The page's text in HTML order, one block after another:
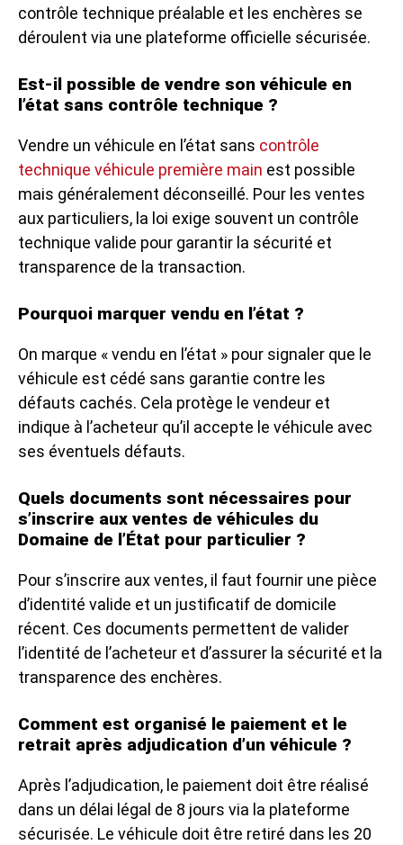
contrôle technique préalable et les enchères se
déroulent via une plateforme officielle sécurisée.
Est-il possible de vendre son véhicule en
l’état sans contrôle technique ?
Vendre un véhicule en l’état sans contrôle
technique véhicule première main est possible
mais généralement déconseillé. Pour les ventes
aux particuliers, la loi exige souvent un contrôle
technique valide pour garantir la sécurité et
transparence de la transaction.
Pourquoi marquer vendu en l’état ?
On marque « vendu en l’état » pour signaler que le
véhicule est cédé sans garantie contre les
défauts cachés. Cela protège le vendeur et
indique à l’acheteur qu’il accepte le véhicule avec
ses éventuels défauts.
Quels documents sont nécessaires pour
s’inscrire aux ventes de véhicules du
Domaine de l’État pour particulier ?
Pour s’inscrire aux ventes, il faut fournir une pièce
d’identité valide et un justificatif de domicile
récent. Ces documents permettent de valider
l’identité de l’acheteur et d’assurer la sécurité et la
transparence des enchères.
Comment est organisé le paiement et le
retrait après adjudication d’un véhicule ?
Après l’adjudication, le paiement doit être réalisé
dans un délai légal de 8 jours via la plateforme
sécurisée. Le véhicule doit être retiré dans les 20